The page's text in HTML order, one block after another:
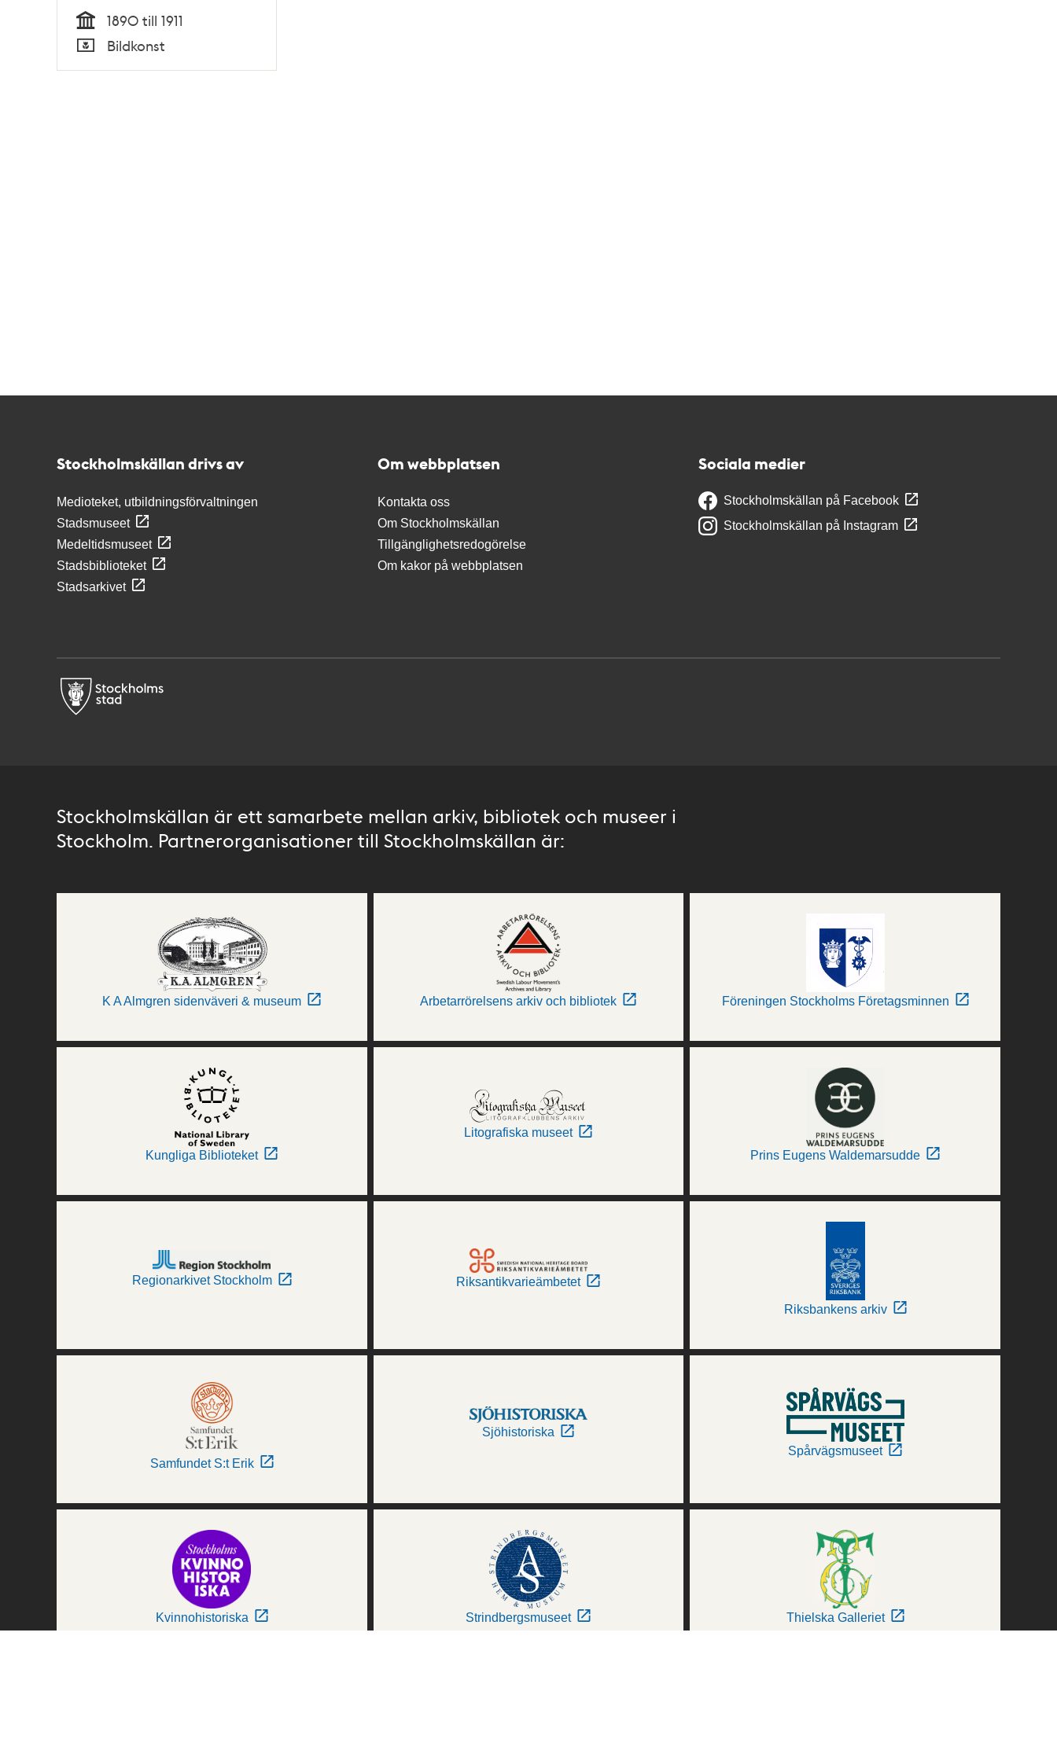
Tid
1890 till 1911
Typ
Bildkonst
Stockholmskällan drivs av
Medioteket, utbildningsförvaltningen
Stadsmuseet
Medeltidsmuseet
Stadsbiblioteket
Stadsarkivet
Om webbplatsen
Kontakta oss
Om Stockholmskällan
Tillgänglighetsredogörelse
Om kakor på webbplatsen
Sociala medier
Stockholmskällan på Facebook
Stockholmskällan på Instagram
Stockholmskällan är ett samarbete mellan arkiv, bibliotek och museer i
Stockholm. Partnerorganisationer till Stockholmskällan är:
K A Almgren sidenväveri & museum Arbetarrörelsens arkiv och bibliotek Föreningen Stockholms Företagsminnen
Kungliga Biblioteket
Litografiska museet
Prins Eugens Waldemarsudde
Regionarkivet Stockholm Riksantikvarieämbetet
Riksbankens arkiv
Samfundet S:t Erik
Sjöhistoriska
Spårvägsmuseet
Kvinnohistoriska Strindbergsmuseet Thielska Galleriet